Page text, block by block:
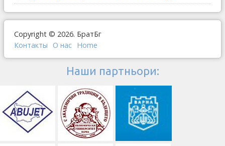
Copyright © 2026. БратБг
Контакты
О наc Home
Наши партньори: